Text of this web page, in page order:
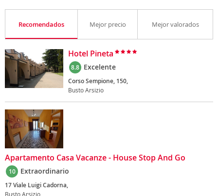
Recomendados Mejor precio Mejor valorados
Hotel Pineta
8.8 Excelente
Corso Sempione, 150,
Busto Arsizio
Apartamento Casa Vacanze - House Stop And Go
10 Extraordinario
17 Viale Luigi Cadorna,
Busto Arsizio